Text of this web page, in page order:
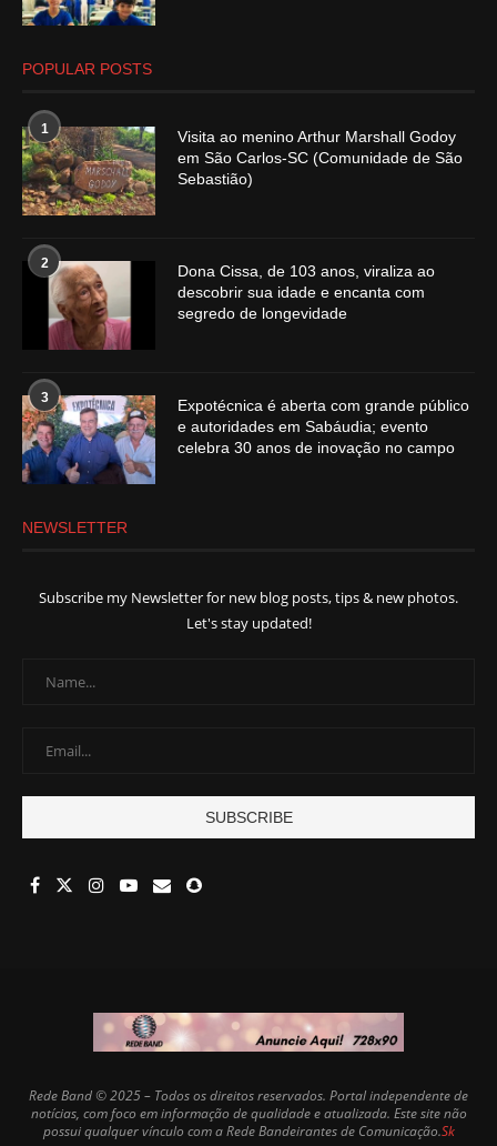
POPULAR POSTS
1
Visita ao menino Arthur Marshall Godoy
em São Carlos-SC (Comunidade de São
Sebastião)
2
Dona Cissa, de 103 anos, viraliza ao
descobrir sua idade e encanta com
segredo de longevidade
3
Expotécnica é aberta com grande público
e autoridades em Sabáudia; evento
celebra 30 anos de inovação no campo
NEWSLETTER
Subscribe my Newsletter for new blog posts, tips & new photos.
Let's stay updated!
Rede Band © 2025 – Todos os direitos reservados. Portal independente de
notícias, com foco em informação de qualidade e atualizada. Este site não
possui qualquer vínculo com a Rede Bandeirantes de Comunicação.Sk